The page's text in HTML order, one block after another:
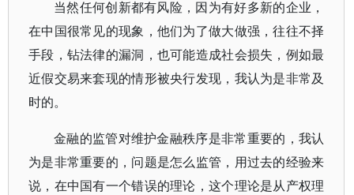
当然任何创新都有风险，因为有好多新的企业，
在中国很常见的现象，他们为了做大做强，往往不择
手段，钻法律的漏洞，也可能造成社会损失，例如最
近假交易来套现的情形被央行发现，我认为是非常及
时的。
金融的监管对维护金融秩序是非常重要的，我认
为是非常重要的，问题是怎么监管，用过去的经验来
说，在中国有一个错误的理论，这个理论是从产权理